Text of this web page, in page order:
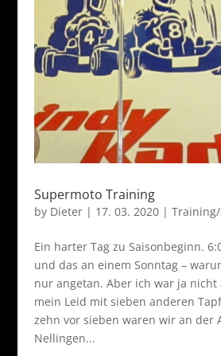
Supermoto Training
by Dieter| 17. 03. 2020|
Ein harter Tag zu Saisonbeginn.
und das an einem Sonntag –
nur angetan. Aber ich war ja
mein Leid mit sieben anderen
zehn vor sieben waren wir an der
Nellingen...